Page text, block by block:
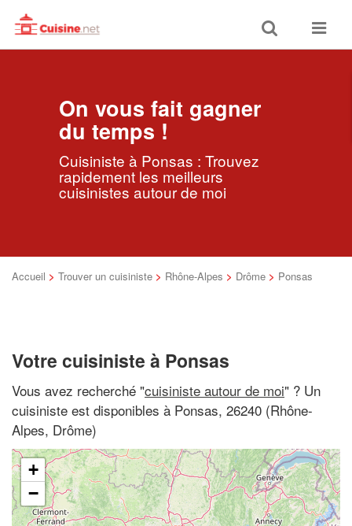
Toggle
search
Toggle
On vous fait gagner
du temps !
Cuisiniste à Ponsas : Trouvez
rapidement les meilleurs
cuisinistes autour de moi
Accueil > Trouver un cuisiniste > Rhône-Alpes > Drôme > Ponsas
Votre cuisiniste à Ponsas
Vous avez recherché "cuisiniste autour de moi" ? Un
cuisiniste est disponibles à Ponsas, 26240 (Rhône-
Alpes, Drôme)
+
−